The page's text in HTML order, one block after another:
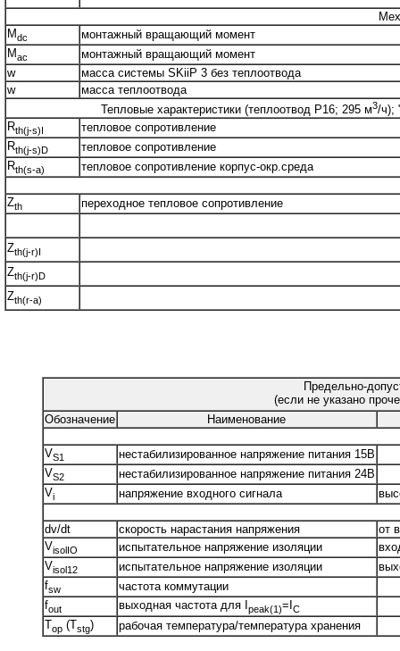
Mdc
монтажный вращающий момент
Mac
монтажный вращающий момент
w
масса системы SKiiP 3 без теплоотвода
w
масса теплоотвода
Тепловые характеристики (теплоотвод P16; 295 м3/ч);
Rth(j-s)I
тепловое сопротивление
Rth(j-s)D
тепловое сопротивление
Rth(s-a) тепловое сопротивление корпус-окр.среда
Zth переходное тепловое сопротивление
Zth(j-r)I
Zth(j-r)D
Zth(r-a)
Предельно-
(если не указано
Обозначение
Наименование
VS1
нестабилизированное напряжение питания 15В
VS2
нестабилизированное напряжение питания 24В
Vi напряжение входного сигнала
dv/dt скорость нарастания напряжения
от
VisolIO испытательное напряжение изоляции
Visol12 испытательное напряжение изоляции
fsw
частота коммутации
fout выходная частота для I peak(1)=I C
Top(Tstg) рабочая температура/температура хранения